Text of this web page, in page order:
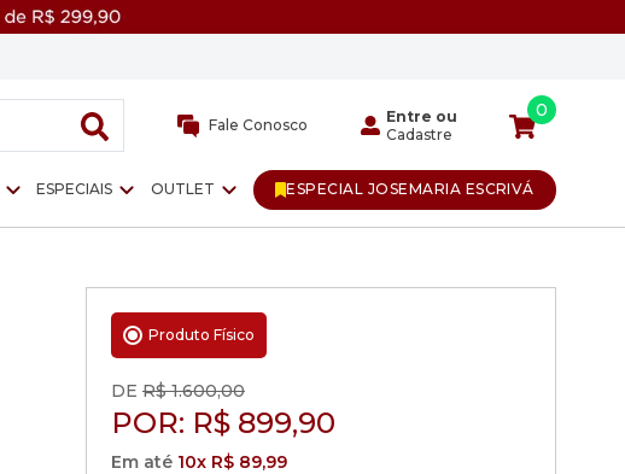
Fale Conosco
Entre ou
Cadastre
0
ESPECIAIS OUTLET ESPECIAL JOSEMARIA ESCRIVÁ
Produto Físico
DE R$ 1.600,00
POR: R$ 899,90
Em até 10x R$ 89,99